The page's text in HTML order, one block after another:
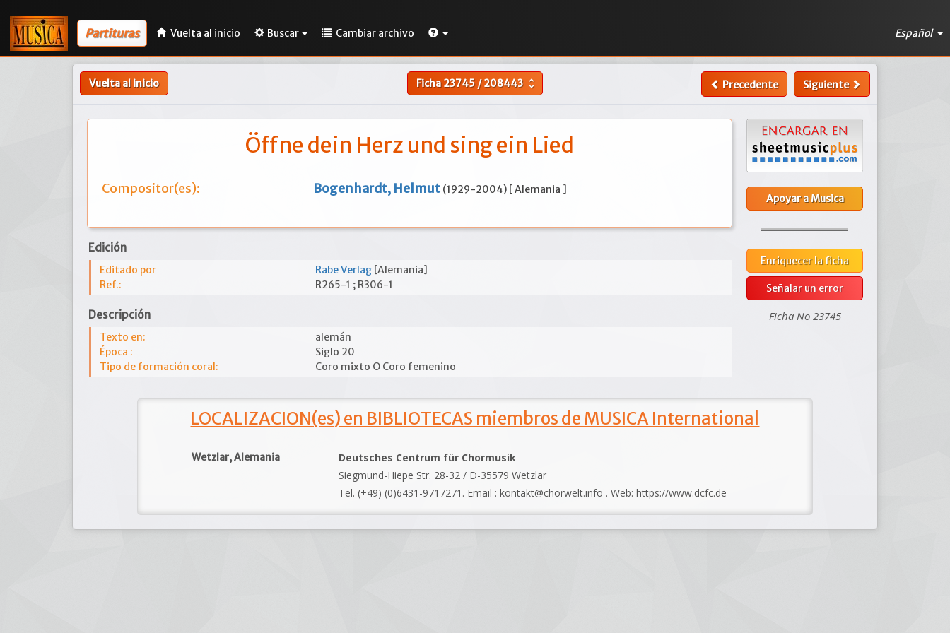
Partituras Vuelta al inicio Buscar Cambiar archivo Español
Vuelta al inicio Ficha23745/208443 unfold_more Precedente Siguiente
Öffne dein Herz und sing ein Lied
Compositor(es): Bogenhardt, Helmut (1929-2004) [ Alemania ]
Edición
Editado por Rabe Verlag [Alemania]
Ref.:
R265-1 ; R306-1
Descripción
Texto en:
alemán
Época :
Siglo 20
Tipo de formación coral:
Coro mixto O Coro femenino
Apoyar a Musica
Enriquecer la ficha
Señalar un error
Ficha No 23745
LOCALIZACION(es) en BIBLIOTECAS miembros de MUSICA International
Wetzlar, Alemania
Deutsches Centrum für Chormusik
Siegmund-Hiepe Str. 28-32 / D-35579 Wetzlar
Tel. (+49) (0)6431-9717271. Email : kontakt@chorwelt.info . Web: https://www.dcfc.de